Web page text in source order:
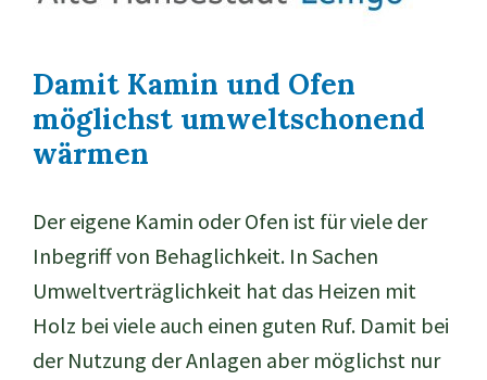
Damit Kamin und Ofen
möglichst umweltschonend
wärmen
Der eigene Kamin oder Ofen ist für viele der
Inbegriff von Behaglichkeit. In Sachen
Umweltverträglichkeit hat das Heizen mit
Holz bei viele auch einen guten Ruf. Damit bei
der Nutzung der Anlagen aber möglichst nur